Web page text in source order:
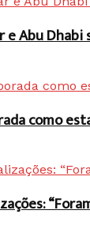
Abu
como